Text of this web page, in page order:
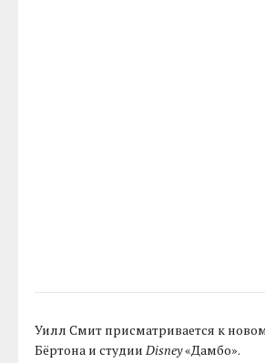
Уилл Смит присматривается к
Бёртона и студииDisney«Дамбо».